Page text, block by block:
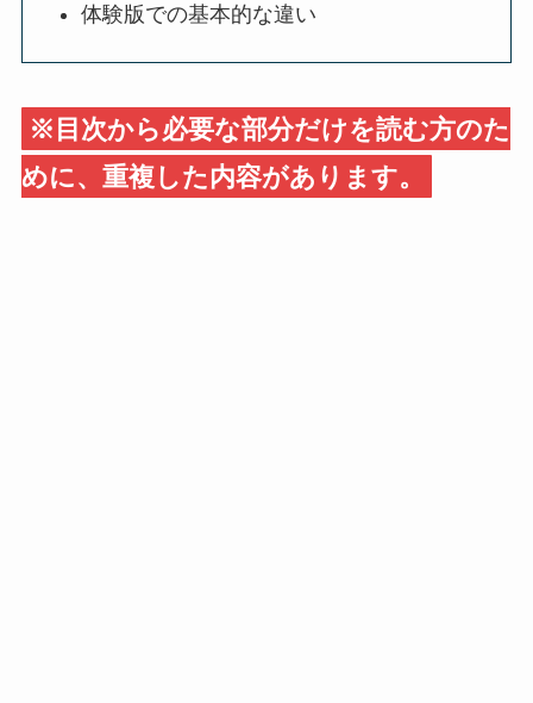
体験版での基本的な違い
※目次から必要な部分だけを読む方のた
めに、重複した内容があります。